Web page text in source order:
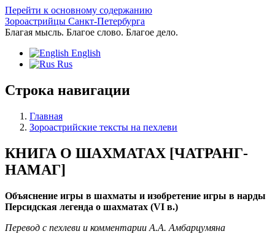
Перейти к основному содержанию
Зороастрийцы Санкт-Петербурга
Благая мысль. Благое слово. Благое дело.
English
Rus
Строка навигации
Главная
Зороастрийские тексты на пехлеви
КНИГА О ШАХМАТАХ [ЧАТРАНГ-
НАМАГ]
Объяснение игры в шахматы и изобретение игры в нарды
Персидская легенда о шахматах (VI в.)
Перевод с пехлеви и комментарии А.А. Амбарцумяна